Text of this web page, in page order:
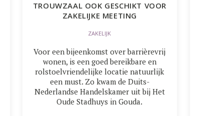
TROUWZAAL OOK GESCHIKT VOOR
ZAKELIJKE MEETING
ZAKELIJK
Voor een bijeenkomst over barrièrevrij
wonen, is een goed bereikbare en
rolstoelvriendelijke locatie natuurlijk
een must. Zo kwam de Duits-
Nederlandse Handelskamer uit bij Het
Oude Stadhuys in Gouda.